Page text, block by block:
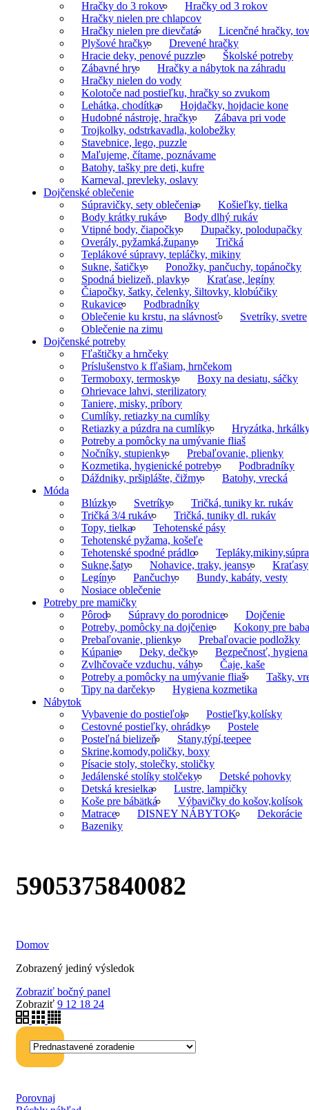
Hračky do 3 rokov
Hračky od 3 rokov
Hračky nielen pre chlapcov
Hračky nielen pre dievčatá
Licenčné hračky,
Plyšové hračky
Drevené hračky
Hracie deky, penové puzzle
Školské potreby
Zábavné hry
Hračky a nábytok na záhradu
Hračky nielen do vody
Kolotoče nad postieľku, hračky so zvukom
Lehátka, chodítka
Hojdačky, hojdacie kone
Hudobné nástroje, hračky
Zábava pri vode
Trojkolky, odstrkavadla, kolobežky
Stavebnice, lego, puzzle
Maľujeme, čítame, poznávame
Batohy, tašky pre deti, kufre
Karneval, prevleky, oslavy
Dojčenské oblečenie
Súpravičky, sety oblečenia
Košieľky, tielka
Body krátky rukáv
Body dlhý rukáv
Vtipné body, čiapočky
Dupačky, polodupačky
Overály, pyžamká,župany
Tričká
Teplákové súpravy, tepláčky, mikiny
Sukne, šatičky
Ponožky, pančuchy, topánočky
Spodná bielizeň, plavky
Kraťase, legíny
Čiapočky, šatky, čelenky, šiltovky, klobúčiky
Rukavice
Podbradníky
Oblečenie ku krstu, na slávnosť
Svetríky, svetre
Oblečenie na zimu
Dojčenské potreby
Fľaštičky a hrnčeky
Príslušenstvo k fľašiam, hrnčekom
Termoboxy, termosky
Boxy na desiatu, sáčky
Ohrievace lahvi, sterilizatory
Taniere, misky, príbory
Cumlíky, retiazky na cumlíky
Retiazky a púzdra na cumlíky
Hryzátka,
Potreby a pomôcky na umývanie fliaš
Nočníky, stupienky
Prebaľovanie, plienky
Kozmetika, hygienické potreby
Podbradníky
Dáždniky, pršiplášte, čižmy
Batohy, vrecká
Móda
Blúzky
Svetríky
Tričká, tuniky kr. rukáv
Tričká 3/4 rukáv
Tričká, tuniky dl. rukáv
Topy, tielka
Tehotenské pásy
Tehotenské pyžama, košeľe
Tehotenské spodné prádlo
Sukne,šaty
Nohavice, traky, jeansy
Kraťasy
Legíny
Pančuchy
Bundy, kabáty, vesty
Nosiace oblečenie
Potreby pre mamičky
Pôrod
Súpravy do porodnice
Dojčenie
Potreby, pomôcky na dojčenie
Kokony pre
Prebaľovanie, plienky
Prebaľovacie podložky
Kúpanie
Deky, dečky
Bezpečnosť, hygiena
Zvlhčovače vzduchu, váhy
Čaje, kaše
Potreby a pomôcky na umývanie fliaš
Tašky,
Tipy na darčeky
Hygiena kozmetika
Nábytok
Vybavenie do postieľok
Postieľky,kolísky
Cestovné postieľky, ohrádky
Postele
Posteľná bielizeň
Stany,týpí,teepee
Skrine,komody,poličky, boxy
Písacie stoly, stolečky, stoličky
Jedálenské stolíky stolčeky
Detské pohovky
Detská kresielka
Lustre, lampičky
Koše pre bábätká
Výbavičky do košov,kolísok
Matrace
DISNEY NÁBYTOK
Dekorácie
Bazeniky
5905375840082
Domov
Zobrazený jediný výsledok
Zobraziť bočný panel
Zobraziť 9 12 18 24
Porovnaj